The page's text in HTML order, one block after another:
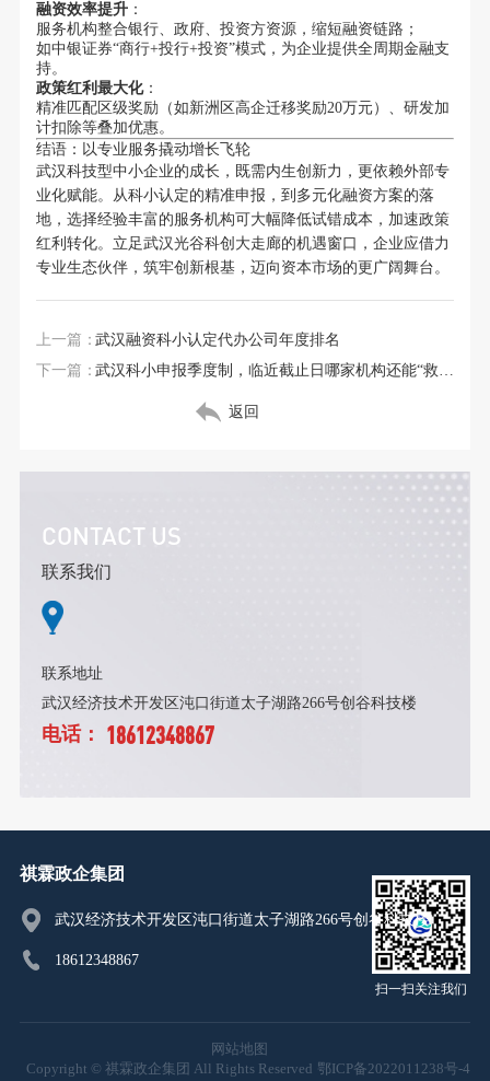
融资效率提升：
服务机构整合银行、政府、投资方资源，缩短融资链路；
如中银证券“商行+投行+投资”模式，为企业提供全周期金融支
持。
政策红利最大化：
精准匹配区级奖励（如新洲区高企迁移奖励20万元）、研发加
计扣除等叠加优惠。
结语：以专业服务撬动增长飞轮
武汉科技型中小企业的成长，既需内生创新力，更依赖外部专
业化赋能。从科小认定的精准申报，到多元化融资方案的落
地，选择经验丰富的服务机构可大幅降低试错成本，加速政策
红利转化。立足武汉光谷科创大走廊的机遇窗口，企业应借力
专业生态伙伴，筑牢创新根基，迈向资本市场的更广阔舞台。
上一篇：武汉融资科小认定代办公司年度排名
下一篇：
武汉科小申报季度制，临近截止日哪家机构还能“救急”？
返回
CONTACT US
联系我们
联系地址
武汉经济技术开发区沌口街道太子湖路266号创谷科技楼
电话： 18612348867
扫一扫关注我们
祺霖政企集团
武汉经济技术开发区沌口街道太子湖路266号创谷科技楼
18612348867
网站地图
Copyright © 祺霖政企集团 All Rights Reserved 鄂ICP备2022011238号-4